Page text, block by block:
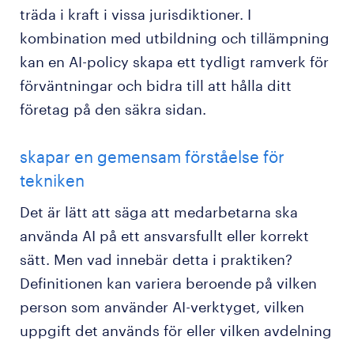
träda i kraft i vissa jurisdiktioner. I
kombination med utbildning och tillämpning
kan en AI-policy skapa ett tydligt ramverk för
förväntningar och bidra till att hålla ditt
företag på den säkra sidan.
skapar en gemensam förståelse för
tekniken
Det är lätt att säga att medarbetarna ska
använda AI på ett ansvarsfullt eller korrekt
sätt. Men vad innebär detta i praktiken?
Definitionen kan variera beroende på vilken
person som använder AI-verktyget, vilken
uppgift det används för eller vilken avdelning